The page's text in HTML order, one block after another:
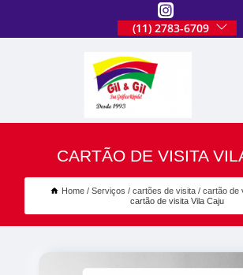
(11) 2783-6709
CARTÃO DE VISITA
Home Serviços cartões de visita
cartão de
cartão de visita Vila Caju